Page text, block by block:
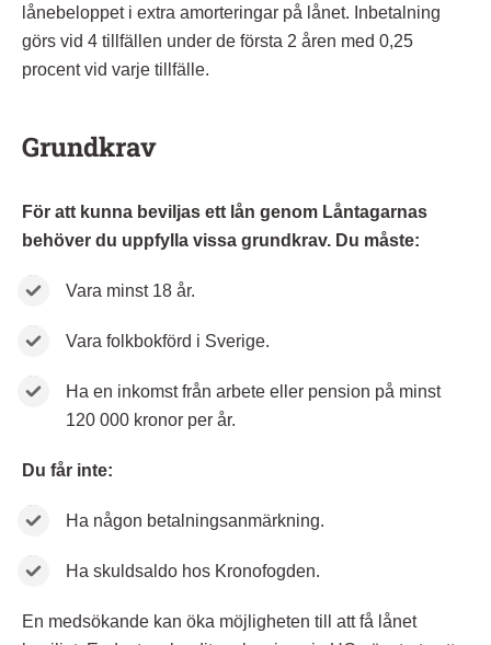
lånebeloppet i extra amorteringar på lånet. Inbetalning
görs vid 4 tillfällen under de första 2 åren med 0,25
procent vid varje tillfälle.
Grundkrav
För att kunna beviljas ett lån genom Låntagarnas
behöver du uppfylla vissa grundkrav. Du måste:
Vara minst 18 år.
Vara folkbokförd i Sverige.
Ha en inkomst från arbete eller pension på minst
120 000 kronor per år.
Du får inte:
Ha någon betalningsanmärkning.
Ha skuldsaldo hos Kronofogden.
En medsökande kan öka möjligheten till att få lånet